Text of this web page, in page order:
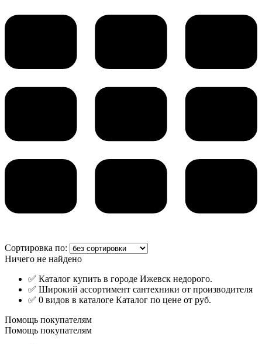
Сортировка по:
Ничего не найдено
✅ Каталог купить в городе Ижевск недорого.
✅ Широкий ассортимент сантехники от производителя
✅ 0 видов в каталоге Каталог по цене от руб.
Помощь покупателям
Помощь покупателям